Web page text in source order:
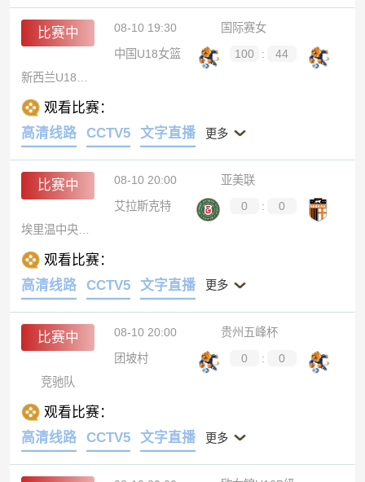
比赛中 08-10 19:30
国际赛女
中国U18女篮
100 :
44
观看比赛：
高清线路
CCTV5 文字直播 更多
比赛中 08-10 20:00
亚美联
艾拉斯克特
0 :
0
观看比赛：
高清线路
CCTV5 文字直播 更多
比赛中 08-10 20:00
贵州五峰杯
团坡村
0 :
0
竞驰队
观看比赛：
高清线路
CCTV5 文字直播 更多